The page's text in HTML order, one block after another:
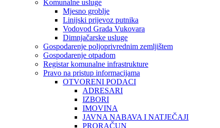
Komunalne usluge
Mjesno groblje
Linijski prijevoz putnika
Vodovod Grada Vukovara
Dimnjačarske usluge
Gospodarenje poljoprivrednim zemljištem
Gospodarenje otpadom
Registar komunalne infrastrukture
Pravo na pristup informacijama
OTVORENI PODACI
ADRESARI
IZBORI
IMOVINA
JAVNA NABAVA I NATJEČAJI
PRORAČUN